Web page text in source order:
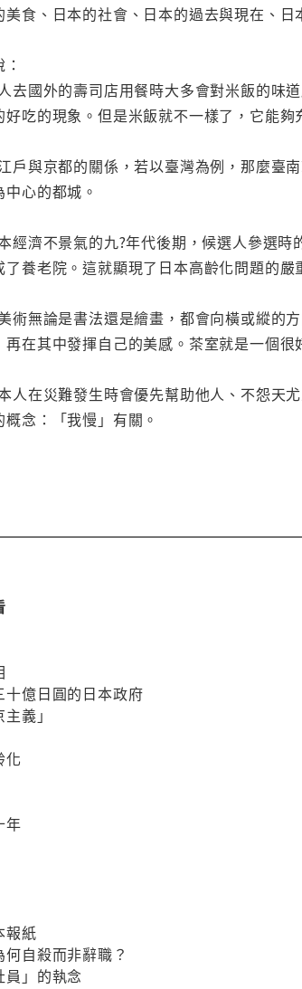
食、日本的社會、日本的過去與現在、日
去國外的壽司店用餐時大多會對米飯的味
吃的現象。但是米飯就不一樣了，它能夠
戶與京都的關係，若以臺灣為例，那麼臺
心的都城。
經濟不景氣的九?年代後期，候選人參選
養老院。這就顯現了日本高齡化問題的嚴
術無論是書法還是繪畫，都會向橫或縱的
在其中發揮自己的美感。茶室就是一個很
人在災難發生時會優先幫助他人、不怨天
念：「我慢」有關。
億日圓的日本政府
義」
化
年
報紙
自殺而非辭職？
員」的執念